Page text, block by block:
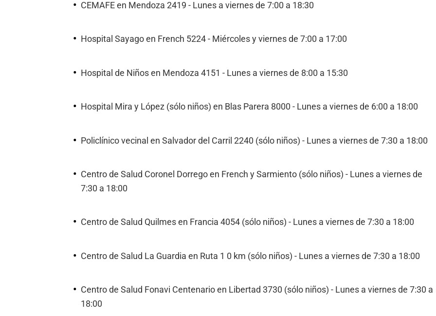
CEMAFE en Mendoza 2419 - Lunes a viernes de 7:00 a 18:30
Hospital Sayago en French 5224 - Miércoles y viernes de 7:00 a 17:00
Hospital de Niños en Mendoza 4151 - Lunes a viernes de 8:00 a 15:30
Hospital Mira y López (sólo niños) en Blas Parera 8000 - Lunes a viernes de 6:00 a 18:00
Policlínico vecinal en Salvador del Carril 2240 (sólo niños) - Lunes a viernes de 7:30 a 18:00
Centro de Salud Coronel Dorrego en French y Sarmiento (sólo niños) - Lunes a viernes de
7:30 a 18:00
Centro de Salud Quilmes en Francia 4054 (sólo niños) - Lunes a viernes de 7:30 a 18:00
Centro de Salud La Guardia en Ruta 1 0 km (sólo niños) - Lunes a viernes de 7:30 a 18:00
Centro de Salud Fonavi Centenario en Libertad 3730 (sólo niños) - Lunes a viernes de 7:30 a
18:00